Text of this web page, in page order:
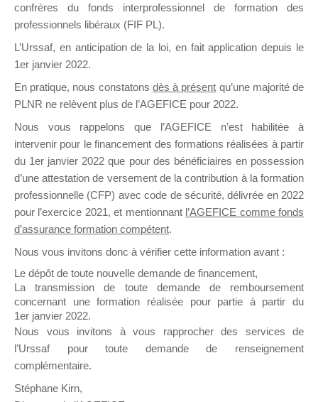
DIRIGEANT
Groupe Public
il y a un mois
Ce groupe est destiné aux Organismes de
Formation qui souhaitent répondre à l’Appel à
Propositions Mallette du Dirigeant.
sur lequel il est possible de laisser un message
ou poser une question.
NB : Il est nécessaire d’être
pouvoir rejoindre ce groupe
confrères du fonds interprofessionnel de formation des
professionnels libéraux (FIF PL).
L’Urssaf, en anticipation de la loi, en fait application depuis le
1er janvier 2022.
En pratique, nous constatons dès à présent qu’une majorité de
PLNR ne relèvent plus de l’AGEFICE pour 2022.
Nous vous rappelons que l’AGEFICE n’est habilitée à
intervenir pour le financement des formations réalisées à partir
du 1er janvier 2022 que pour des bénéficiaires en possession
d’une attestation de versement de la contribution à la formation
professionnelle (CFP) avec code de sécurité, délivrée en 2022
pour l’exercice 2021, et mentionnant l’AGEFICE comme fonds
d’assurance formation compétent.
Nous vous invitons donc à vérifier cette information avant :
Le dépôt de toute nouvelle demande de financement,
La transmission de toute demande de remboursement
concernant une formation réalisée pour partie à partir du
1er janvier 2022.
Nous vous invitons à vous rapprocher des services de
l’Urssaf pour toute demande de renseignement
complémentaire.
Stéphane Kirn,